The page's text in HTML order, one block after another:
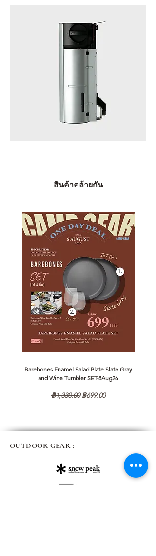
สินค้าคล้ายกัน
Barebones Enamel Salad Plate Slate Gray
and Wine Tumbler SET-8Aug26
ราคาปกติ
฿1,330.00 ราคาขายลด
฿699.00
OUTDOOR GEAR :